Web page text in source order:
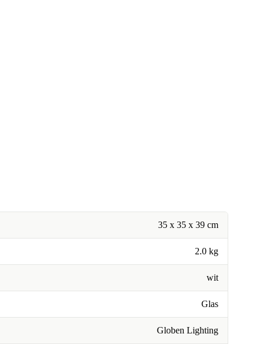
35 x 35 x 39 cm
2.0 kg
wit
Glas
Globen Lighting